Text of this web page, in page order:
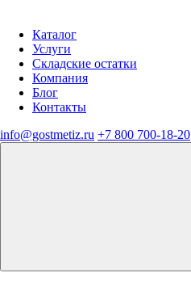
Каталог
Услуги
Складские остатки
Компания
Блог
Контакты
info@gostmetiz.ru +7 800 700-18-20